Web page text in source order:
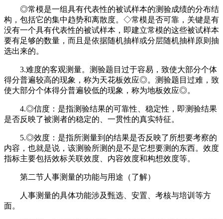
◎常模是一组具有代表性的被试样本的测验成绩的分布结
构，包括它的集中趋势和离散度。◇常模是否可靠，关键是有
没有一个具有代表性的被试样本，即建立常模的这些被试样本
要有足够的数量，而且是依据随机抽样或分层随机抽样原则抽
选出来的。
3.难度的客观测量。测验题目过于容易，致使大部分个体
得分普遍较高的现象，称为天花板效应◎。测验题目过难，致
使大部分个体得分普遍较低的现象，称为地板效应◎。
4.◎信度：是指测验结果的可靠性、稳定性，即测验结果
是否反映了被测者的稳定的、一贯性的真实特征。
5.◎效度：是指所测量到的结果是否反映了所想要考察的
内容，也就是说，该测验所测的是不是它想要测的东西。效度
指标主要包括效标关联效度、内容效度和构想效度等。
第二节人事测量的功能与用途（了解）
人事测量的具体功能涉及甄选、安置、考核与培训等方
面。